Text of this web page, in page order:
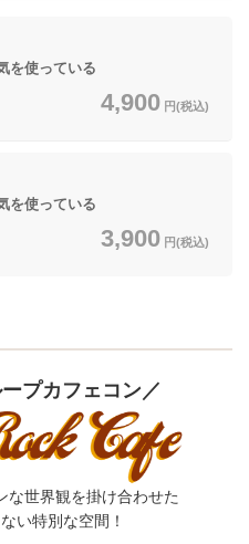
使っている
4,900 円(税込)
使っている
3,900 円(税込)
プカフェコン／
な世界観を掛け合わせた
い特別な空間！